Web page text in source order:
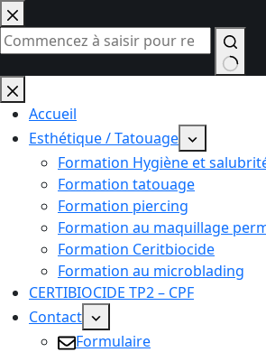
Passer
au
contenu
Aucun
résultatAccueil
Esthétique / Tatouage
Formation Hygiène et
Formation tatouage
Formation piercing
Formation au maquillage
Formation Ceritbiocide
Formation au microblading
CERTIBIOCIDE TP2 – CPF
Contact
Formulaire